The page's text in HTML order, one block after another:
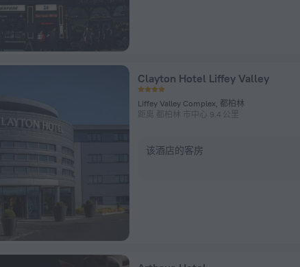
Clayton Hotel Liffey Valley
Liffey Valley Complex, 都柏林
距离 都柏林 市中心 9.4 公里
该酒店的客房